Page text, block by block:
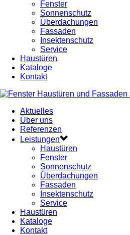
Fenster
Sonnenschutz
Überdachungen
Fassaden
Insektenschutz
Service
Haustüren
Kataloge
Kontakt
Aktuelles
Über uns
Referenzen
Leistungen
Haustüren
Fenster
Sonnenschutz
Überdachungen
Fassaden
Insektenschutz
Service
Haustüren
Kataloge
Kontakt